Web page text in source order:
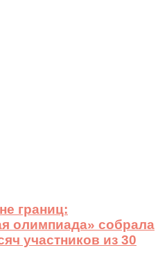
границ:
олимпиада» собрала
участников из 30